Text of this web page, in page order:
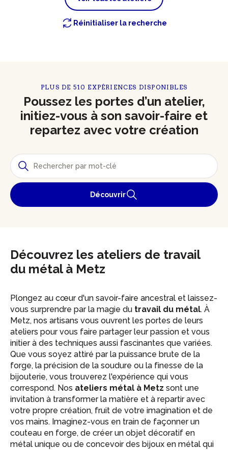
Réinitialiser la recherche
PLUS DE 510 EXPÉRIENCES DISPONIBLES
Poussez les portes d’un atelier,
initiez-vous à son savoir-faire et
repartez avec votre création
Découvrir
Découvrez les ateliers de travail
du métal à Metz
Plongez au cœur d'un savoir-faire ancestral et laissez-
vous surprendre par la magie du travail du métal. À
Metz, nos artisans vous ouvrent les portes de leurs
ateliers pour vous faire partager leur passion et vous
initier à des techniques aussi fascinantes que variées.
Que vous soyez attiré par la puissance brute de la
forge, la précision de la soudure ou la finesse de la
bijouterie, vous trouverez l'expérience qui vous
correspond. Nos ateliers métal à Metz sont une
invitation à transformer la matière et à repartir avec
votre propre création, fruit de votre imagination et de
vos mains. Imaginez-vous en train de façonner un
couteau en forge, de créer un objet décoratif en
métal unique ou de concevoir des bijoux en métal qui